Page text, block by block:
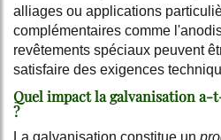
alliages ou applications
complémentaires comme
revêtements spéciaux peuvent
satisfaire des exigences
Quel impact la galvanisation
?
La galvanisation constitue un